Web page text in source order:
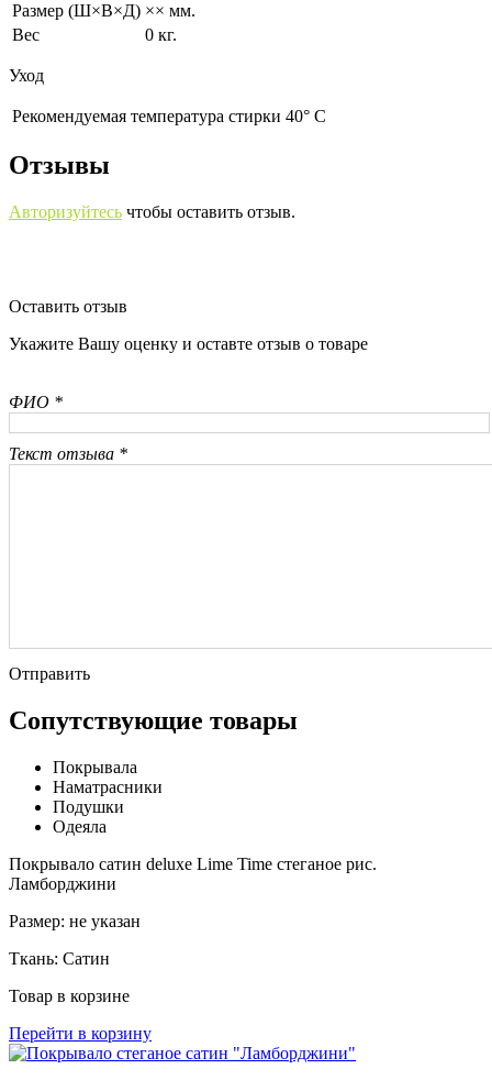
Размер (Ш×В×Д) ×× мм.
Вес
0 кг.
Уход
Рекомендуемая температура стирки 40° С
Отзывы
Авторизуйтесь чтобы оставить отзыв.
Оставить отзыв
Укажите Вашу оценку и оставте отзыв о товаре
ФИО *
Текст отзыва *
Отправить
Сопутствующие товары
Покрывала
Наматрасники
Подушки
Одеяла
Покрывало сатин deluxe Lime Time стеганое рис.
Ламборджини
Размер: не указан
Ткань: Сатин
Товар в корзине
Перейти в корзину